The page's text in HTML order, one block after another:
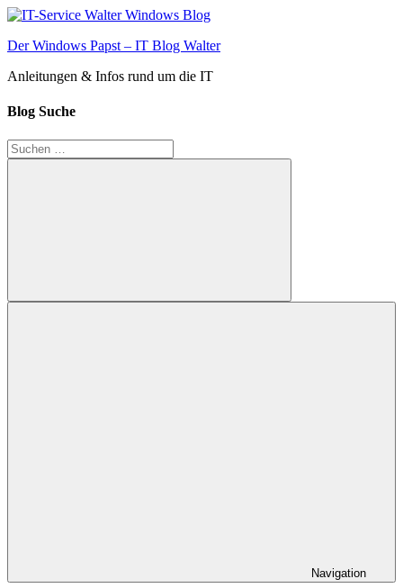
Zum
springen
Der Windows Papst – IT Blog Walter
Anleitungen & Infos rund um die IT
Blog Suche
Suchen
nach:
Suchen
Navigation